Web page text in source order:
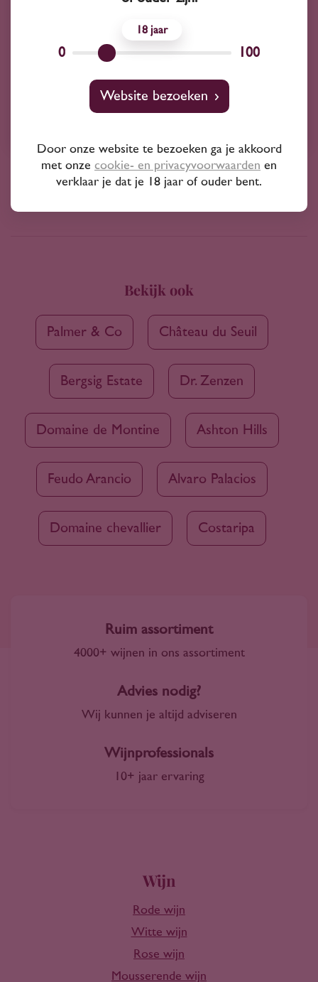
2024 Frankrijk
Beaurempart Grande Réserve Rouge 2024
9 90
Cabernet Sauvignon
Bekijk ook
Palmer & Co Château du Seuil
Bergsig Estate Dr. Zenzen
Domaine de Montine Ashton Hills
Feudo Arancio Alvaro Palacios
Domaine chevallier Costaripa
Ruim assortiment
4000+ wijnen in ons assortiment
Advies nodig?
Wij kunnen je altijd adviseren
Wijnprofessionals
10+ jaar ervaring
Wijn
Rode wijn
Witte wijn
Rose wijn
Mousserende wijn
0
18
100
Website bezoeken
Door onze website te bezoeken ga je akkoord
met onze cookie- en privacyvoorwaarden en
verklaar je dat je 18 jaar of ouder bent.